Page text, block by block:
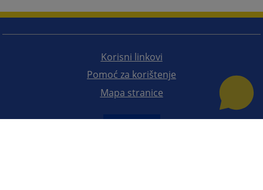
Korisni linkovi
Pomoć za korištenje
Mapa stranice